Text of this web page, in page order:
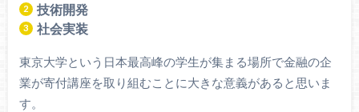
技術開発
社会実装
東京大学という日本最高峰の学生が集まる場所で金融の企
業が寄付講座を取り組むことに大きな意義があると思いま
す。